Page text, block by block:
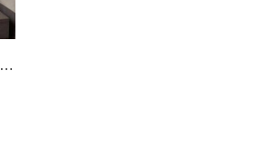
Robe de soirée dorée midi avec découpes sexy sans manches décolleté carré